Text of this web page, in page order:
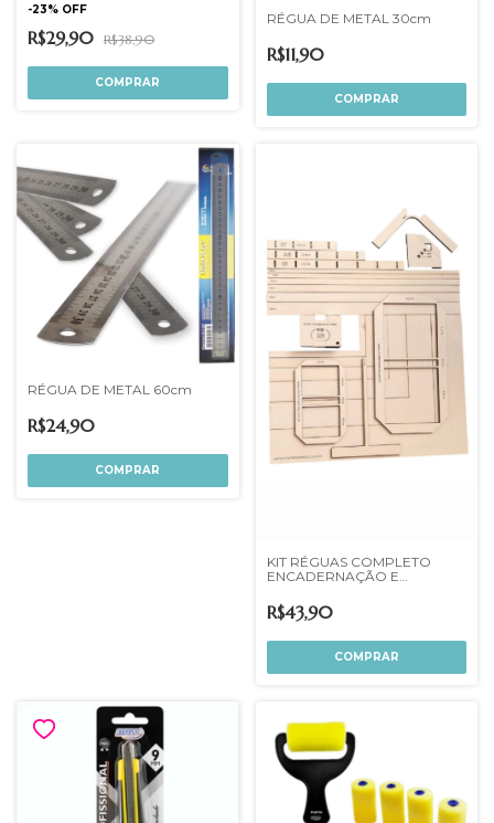
-23% OFF
R$29,90 R$38,90
RÉGUA DE METAL 30cm
R$11,90
RÉGUA DE METAL 60cm
R$24,90
KIT RÉGUAS COMPLETO
ENCADERNAÇÃO E
R$43,90